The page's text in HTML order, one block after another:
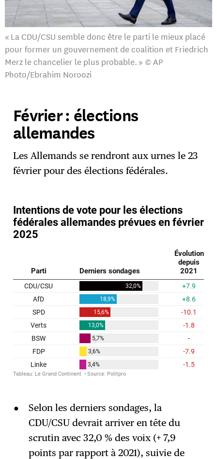
« La CDU/CSU semble donc être le parti le mieux placé
pour former un gouvernement de coalition et Friedrich
Merz le chancelier le plus probable. » © AP
Photo/Ebrahim Noroozi
Février : élections
allemandes
Les Allemands se rendront aux urnes le 23
février pour des élections fédérales.
Selon les derniers sondages, la
CDU/CSU devrait arriver en tête du
scrutin avec 32,0 % des voix (+ 7,9
points par rapport à 2021), suivie de